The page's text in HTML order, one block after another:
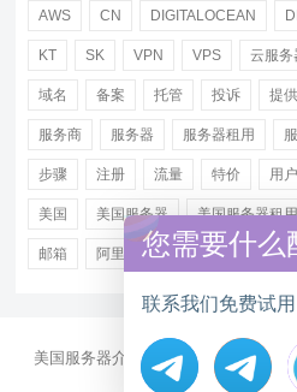
AWS CN DIGITALOCEAN
KT SK VPN VPS 云服务
域名 备案 托管 投诉 提
服务商 服务器 服务器租用
步骤 注册 流量 特价 用户
美国 美国服务器 美国服务器租
邮箱 阿里 香港服务器租用
美国服务器介绍 美国CN2服务器
您需要什么
联系我们免费试